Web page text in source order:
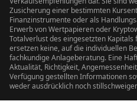
Zusicherung einer bestimmten
Finanzinstrumente oder als
Erwerb von Wertpapieren oder
Totalverlust des eingesetzten
ersetzen keine, auf die individuellen
fachkundige Anlageberatung. Eine
Aktualität, Richtigkeit,
Verfügung gestellten Informationen
weder ausdrücklich noch